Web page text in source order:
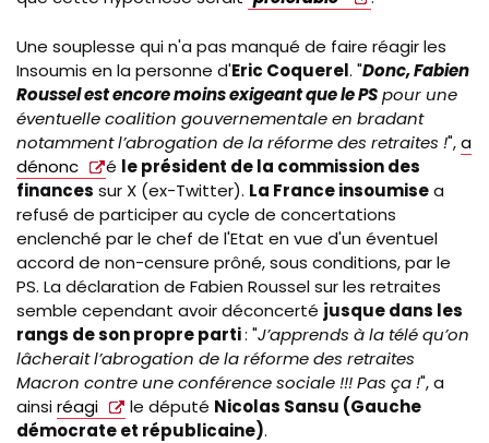
Une souplesse qui n'a pas manqué de faire réagir les
Insoumis en la personne d'Eric Coquerel. "Donc, Fabien
Roussel est encore moins exigeant que le PSpour une
éventuelle coalition gouvernementale en bradant
notamment l’abrogation de la réforme des retraites !",a
dénonc
é le président de la commission des
finances sur X (ex-Twitter). La France insoumisea
refusé de participer au cycle de concertations
enclenché par le chef de l'Etat en vue d'un éventuel
accord de non-censure prôné, sous conditions, par le
PS. La déclaration de Fabien Roussel sur les retraites
semble cependant avoir déconcerté jusque dans les
rangs de son propre parti: "J’apprends à la télé qu’on
lâcherait l’abrogation de la réforme des retraites
Macron contre une conférence sociale !!! Pas ça !", a
ainsiréagi le député Nicolas Sansu (Gauche
démocrate et républicaine).